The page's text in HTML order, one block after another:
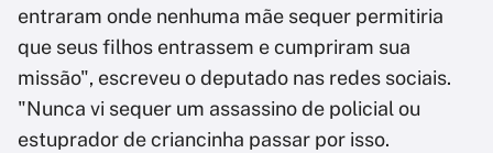
entraram onde nenhuma mãe sequer permitiria
que seus filhos entrassem e cumpriram sua
missão", escreveu o deputado nas redes sociais.
"Nunca vi sequer um assassino de policial ou
estuprador de criancinha passar por isso.